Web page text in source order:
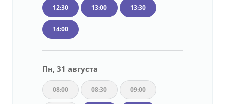
12:30 13:00 13:30
14:00
Пн, 31 августа
08:00 08:30 09:00